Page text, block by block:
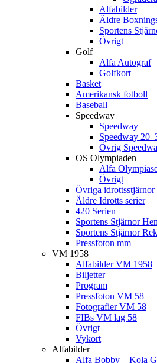
Alfabilder
Äldre
Sportens
Övrigt
Golf
Alfa Autograf
Golfkort
Basket
Amerikansk fotboll
Baseball
Speedway
Speedway
Speedway
Övrig
OS Olympiaden
Alfa
Övrigt
Övriga idrottsstjärnor
Äldre Idrotts serier
420 Serien
Sportens Stjärnor
Sportens Stjärnor
Pressfoton mm
VM 1958
Alfabilder VM 1958
Biljetter
Program
Pressfoton VM 58
Fotografier VM 58
FIBs VM lag 58
Övrigt
Vykort
Alfabilder
Alfa Bobby – Kola